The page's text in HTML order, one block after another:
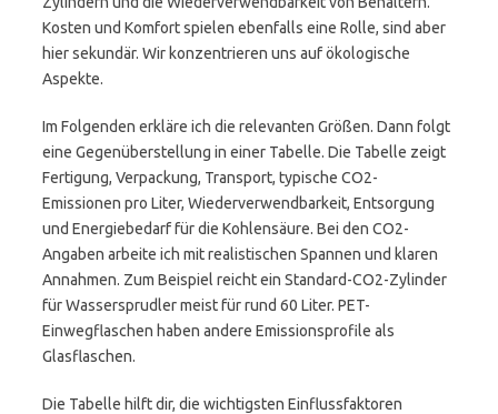
Kosten und Komfort spielen ebenfalls eine Rolle, sind aber
hier sekundär. Wir konzentrieren uns auf ökologische
Aspekte.
Im Folgenden erkläre ich die relevanten Größen. Dann folgt
eine Gegenüberstellung in einer Tabelle. Die Tabelle zeigt
Fertigung, Verpackung, Transport, typische CO2-
Emissionen pro Liter, Wiederverwendbarkeit, Entsorgung
und Energiebedarf für die Kohlensäure. Bei den CO2-
Angaben arbeite ich mit realistischen Spannen und klaren
Annahmen. Zum Beispiel reicht ein Standard-CO2-Zylinder
für Wassersprudler meist für rund 60 Liter. PET-
Einwegflaschen haben andere Emissionsprofile als
Glasflaschen.
Die Tabelle hilft dir, die wichtigsten Einflussfaktoren